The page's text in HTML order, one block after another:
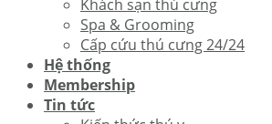
Khách sạn thú cưng
Spa & Grooming
Cấp cứu thú cưng 24/24
Hệ thống
Membership
Tin tức